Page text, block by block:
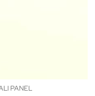
PANEL